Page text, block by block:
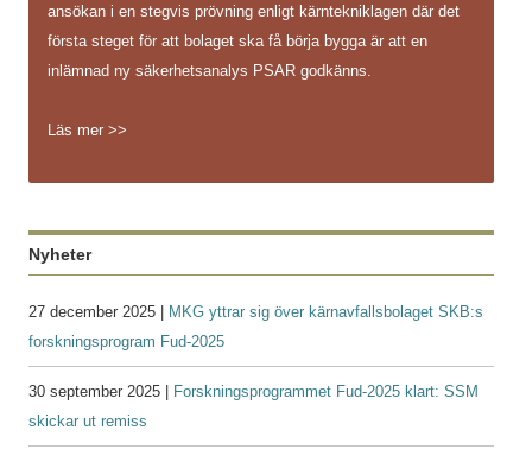
ansökan i en stegvis prövning enligt kärntekniklagen där det
första steget för att bolaget ska få börja bygga är att en
inlämnad ny säkerhetsanalys PSAR godkänns.
Läs mer >>
Nyheter
27 december 2025 |
MKG yttrar sig över kärnavfallsbolaget SKB:s
forskningsprogram Fud-2025
30 september 2025 |
Forskningsprogrammet Fud-2025 klart: SSM
skickar ut remiss